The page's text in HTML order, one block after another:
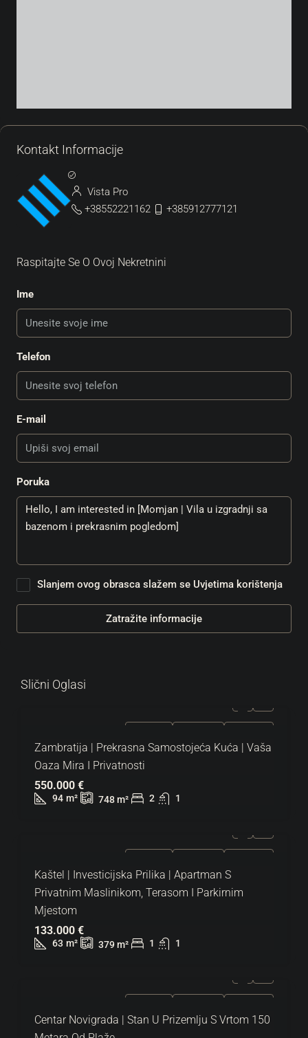
Kontakt Informacije
Vista Pro
+38552221162
+385912777121
Raspitajte Se O Ovoj Nekretnini
Ime
Telefon
E-mail
Poruka
Slanjem ovog obrasca slažem se Uvjetima korištenja
Zatražite informacije
Slični Oglasi
Zambratija | Prekrasna Samostojeća Kuća | Vaša
Oaza Mira I Privatnosti
550.000 €
94 m² 748m² 2 1
Kaštel | Investicijska Prilika | Apartman S
Privatnim Maslinikom, Terasom I Parkirnim
Mjestom
133.000 €
63 m² 379m² 1 1
Centar Novigrada | Stan U Prizemlju S Vrtom 150